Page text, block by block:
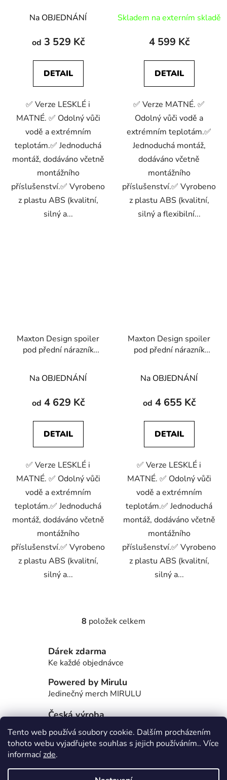
Tento web používá soubory cookie. Dalším procházením
tohoto webu vyjadřujete souhlas s jejich používáním.. Více
informacízde.
Na OBJEDNÁNÍ
od 3 529 Kč
DETAIL
✅ Verze LESKLÉ i
MATNÉ. ✅ Odolný vůči
vodě a extrémním
teplotám.✅ Jednoduchá
montáž, dodáváno včetně
montážního
příslušenství.✅ Vyrobeno
z plastu ABS (kvalitní,
silný a...
ABS bez povrchové
úpravy
Skladem na externím skladě
4 599 Kč
DETAIL
✅ Verze MATNÉ. ✅
Odolný vůči vodě a
extrémním teplotám.✅
Jednoduchá montáž,
dodáváno včetně
montážního
příslušenství.✅ Vyrobeno
z plastu ABS (kvalitní,
silný a flexibilní...
Maxton Design spoiler
pod přední nárazník
Na OBJEDNÁNÍ
od 4 629 Kč
DETAIL
✅ Verze LESKLÉ i
MATNÉ. ✅ Odolný vůči
vodě a extrémním
teplotám.✅ Jednoduchá
montáž, dodáváno včetně
montážního
příslušenství.✅ Vyrobeno
z plastu ABS (kvalitní,
silný a...
Maxton Design spoiler
pod přední nárazník
Na OBJEDNÁNÍ
od 4 655 Kč
DETAIL
✅ Verze LESKLÉ i
MATNÉ. ✅ Odolný vůči
vodě a extrémním
teplotám.✅ Jednoduchá
montáž, dodáváno včetně
montážního
příslušenství.✅ Vyrobeno
z plastu ABS (kvalitní,
silný a...
O
á
a
c
p
v
k
v
8 položek celkem
Dárek zdarma
Ke každé objednávce
Powered by Mirulu
Jedinečný merch MIRULU
Česká výroba
Většinu produktů si vyrábíme sami
Škoda Fabia Club -FORUM